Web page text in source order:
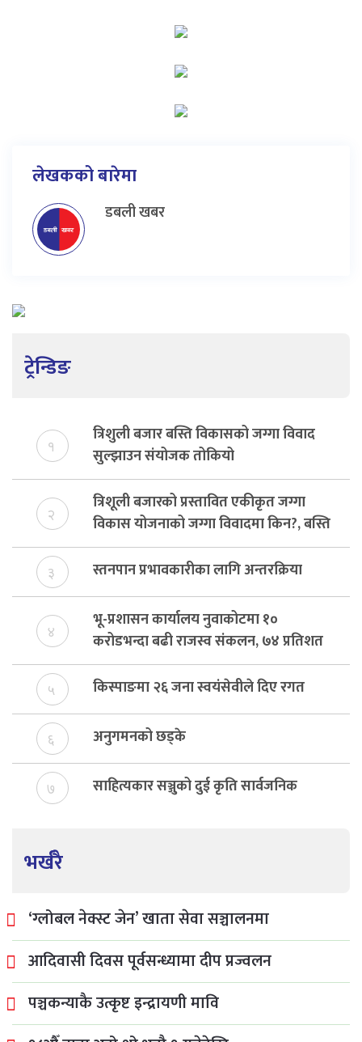
लेखकको बारेमा
डबली खबर
ट्रेन्डिङ
१
त्रिशुली बजार बस्ति विकासको जग्गा विवाद
सुल्झाउन संयोजक तोकियो
२
त्रिशूली बजारको प्रस्तावित एकीकृत जग्गा
विकास योजनाको जग्गा विवादमा किन?, बस्ति
विकास दर्ता नभए समिति विघटन हुने
३ स्तनपान प्रभावकारीका लागि अन्तरक्रिया
४
भू-प्रशासन कार्यालय नुवाकोटमा १०
करोडभन्दा बढी राजस्व संकलन, ७४ प्रतिशत
बेरुजु फर्छयौट
५ किस्पाङमा २६ जना स्वयंसेवीले दिए रगत
६ अनुगमनको छड्के
७ साहित्यकार सञ्जुको दुई कृति सार्वजनिक
भर्खरै
‘ग्लोबल नेक्स्ट जेन’ खाता सेवा सञ्चालनमा
आदिवासी दिवस पूर्वसन्ध्यामा दीप प्रज्वलन
पञ्चकन्याकै उत्कृष्ट इन्द्रायणी मावि